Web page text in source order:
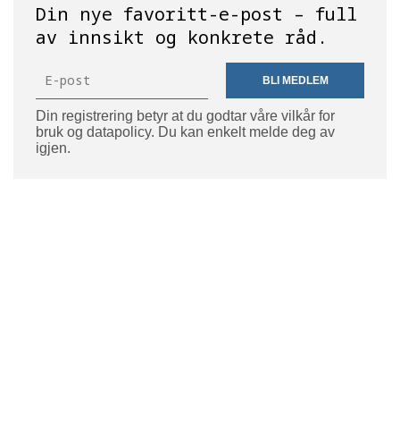
Din nye favoritt-e-post – full
av innsikt og konkrete råd.
BLI MEDLEM
Din registrering betyr at du godtar våre vilkår for
bruk og datapolicy. Du kan enkelt melde deg av
igjen.